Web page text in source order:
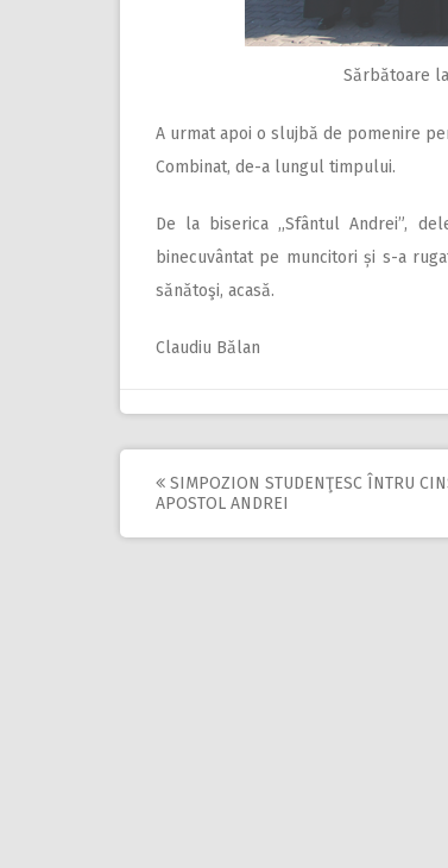
Sărbătoare
A urmat apoi o slujbă de pomenire
Combinat, de-a lungul timpului.
De la biserica ,,Sfântul Andrei”,
binecuvântat pe muncitori și s-a
sănătoşi, acasă.
Claudiu Bălan
Post
navigation
SIMPOZION STUDENŢESC ÎNTRU
APOSTOL ANDREI